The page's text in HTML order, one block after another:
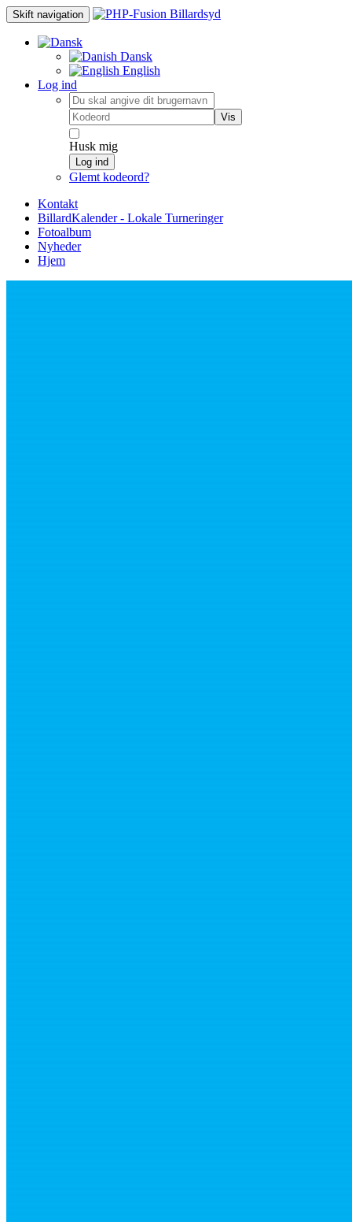
Skift navigation
Dansk
English
Log ind
Vis
Husk mig
Log ind
Glemt kodeord?
Kontakt
BillardKalender - Lokale Turneringer
Fotoalbum
Nyheder
Hjem